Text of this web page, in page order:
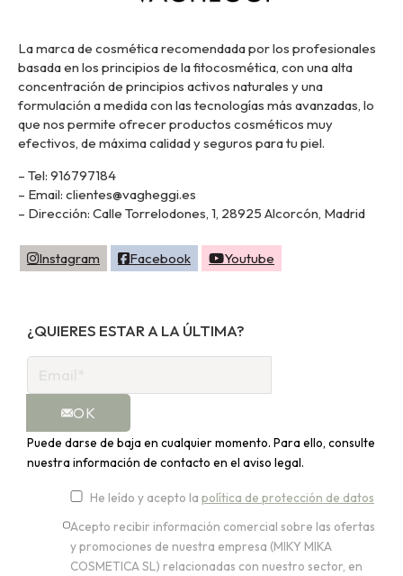
La marca de cosmética recomendada por los profesionales
basada en los principios de la fitocosmética, con una alta
concentración de principios activos naturales y una
formulación a medida con las tecnologías más avanzadas, lo
que nos permite ofrecer productos cosméticos muy
efectivos, de máxima calidad y seguros para tu piel.
– Tel: 916797184
– Email: clientes@vagheggi.es
– Dirección: Calle Torrelodones, 1, 28925 Alcorcón, Madrid
Instagram Facebook Youtube
¿QUIERES ESTAR A LA ÚLTIMA?
OK
Puede darse de baja en cualquier momento. Para ello, consulte
nuestra información de contacto en el aviso legal.
He leído y acepto la política de protección de datos
Acepto recibir información comercial sobre las ofertas
y promociones de nuestra empresa (MIKY MIKA
COSMETICA SL) relacionadas con nuestro sector, en